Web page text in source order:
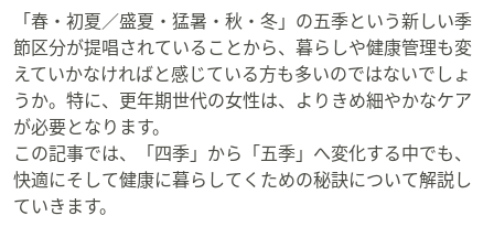
に
ス
ワ
イ
プ
し
て
閲
「春・初夏／盛夏・猛暑・秋・冬」の五季という新しい季
節区分が提唱されていることから、暮らしや健康管理も変
えていかなければと感じている方も多いのではないでしょ
うか。特に、更年期世代の女性は、よりきめ細やかなケア
が必要となります。
この記事では、「四季」から「五季」へ変化する中でも、
快適にそして健康に暮らしてくための秘訣について解説し
ていきます。